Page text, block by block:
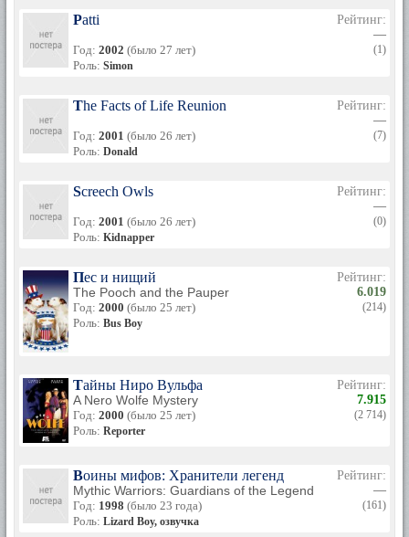
Patti
Год: 2002 (было 27 лет)
Роль: Simon
Рейтинг:
—
(1)
The Facts of Life Reunion
Год: 2001 (было 26 лет)
Роль: Donald
Рейтинг:
—
(7)
Screech Owls
Год: 2001 (было 26 лет)
Роль: Kidnapper
Рейтинг:
—
(0)
Пес и нищий
The Pooch and the Pauper
Год: 2000 (было 25 лет)
Роль: Bus Boy
Рейтинг:
6.019
(214)
Тайны Ниро Вульфа
A Nero Wolfe Mystery
Год: 2000 (было 25 лет)
Роль: Reporter
Рейтинг:
7.915
(2 714)
Воины мифов: Хранители легенд
Mythic Warriors: Guardians of the Legend
Год: 1998 (было 23 года)
Роль: Lizard Boy, озвучка
Рейтинг:
—
(161)